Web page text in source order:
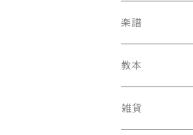
鍋島元子関連CD
中古CD
中古LP
鍋島元子関連LP
古楽以外
中古LP
古楽関係
中古本
新古本
古楽以外
中古本
中古本
楽譜
古楽関係
スコア
古楽以外
教本
古楽関係
雑貨